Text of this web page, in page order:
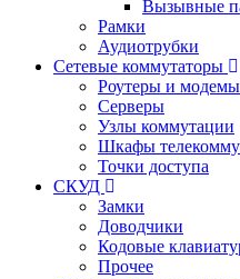
Вызывные
Рамки
Аудиотрубки
Сетевые коммутаторы
Роутеры и модемы
Серверы
Узлы коммутации
Шкафы
Точки доступа
СКУД
Замки
Доводчики
Кодовые
Прочее